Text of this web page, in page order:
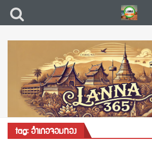
tag: อำเภอจอมทอง